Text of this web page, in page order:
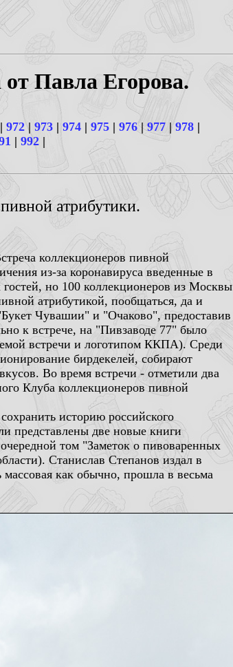
Павла Егорова.
| 972 | 973 | 974 | 975 | 976| 977 | 978 |
| 992 |
атрибутики.
коллекционеров пивной
из-за коронавируса введенные в
но 100 коллекционеров из Москвы
атрибутикой, пообщаться, да и
Чувашии" и "Очаково", предоставив
к встрече, на "Пивзаводе 77" было
встречи и логотипом ККПА). Среди
бирдекелей, собирают
Во время встречи - отметили два
Клуба коллекционеров пивной
историю российского
представлены две новые книги
том "Заметок о пивоваренных
Станислав Степанов издал в
как обычно, прошла в весьма